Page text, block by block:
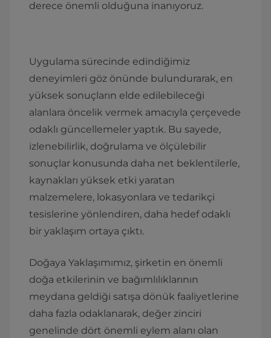
derece önemli olduğuna inanıyoruz.
Uygulama sürecinde edindiğimiz
deneyimleri göz önünde bulundurarak, en
yüksek sonuçların elde edilebileceği
alanlara öncelik vermek amacıyla çerçevede
odaklı güncellemeler yaptık. Bu sayede,
izlenebilirlik, doğrulama ve ölçülebilir
sonuçlar konusunda daha net beklentilerle,
kaynakları yüksek etki yaratan
malzemelere, lokasyonlara ve tedarikçi
tesislerine yönlendiren, daha hedef odaklı
bir yaklaşım ortaya çıktı.
Doğaya Yaklaşımımız, şirketin en önemli
doğa etkilerinin ve bağımlılıklarının
meydana geldiği satışa dönük faaliyetlerine
daha fazla odaklanarak, değer zinciri
genelinde dört önemli eylem alanı olan